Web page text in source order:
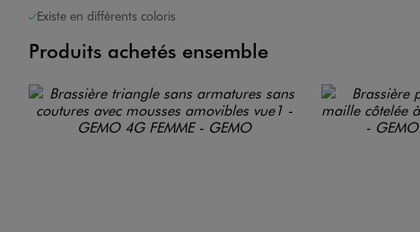
Existe en différents coloris
Produits achetés ensemble